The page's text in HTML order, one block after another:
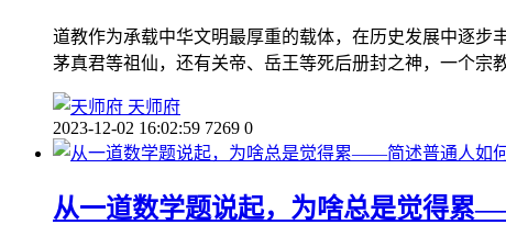
道教作为承载中华文明最厚重的载体，在历史发展中逐步
茅真君等祖仙，还有关帝、岳王等死后册封之神，一个宗
天师府
2023-12-02 16:02:59 7269 0
从一道数学题说起，为啥总是觉得累